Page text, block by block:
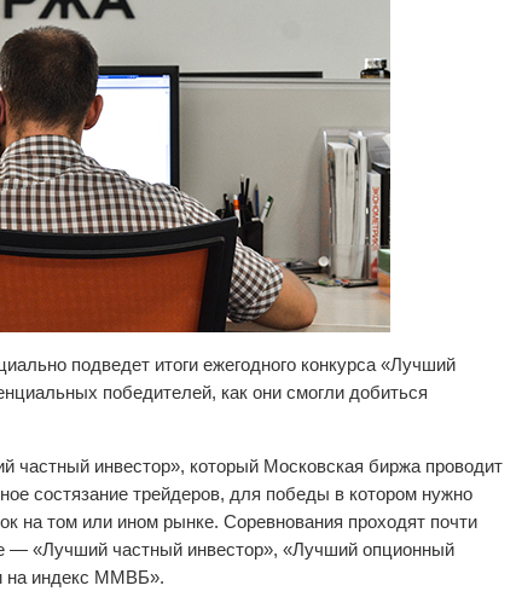
подведет итоги ежегодного конкурса «Лучший
победителей, как они смогли добиться
частный инвестор», который Московская биржа проводит
состязание трейдеров, для победы в котором нужно
на том или ином рынке. Соревнования проходят почти
— «Лучший частный инвестор», «Лучший опционный
на индекс ММВБ».